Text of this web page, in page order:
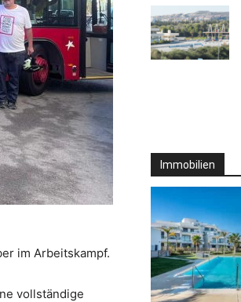
im Arbeitskampf.
vollständige
Immobilien